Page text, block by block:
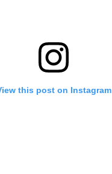
this post on Instagram